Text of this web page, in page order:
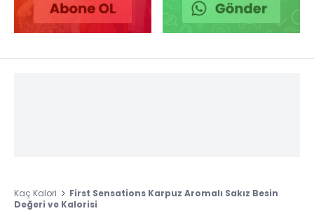
Kaç Kalori
First Sensations Karpuz Aromalı Sakız Besin
Değeri ve Kalorisi